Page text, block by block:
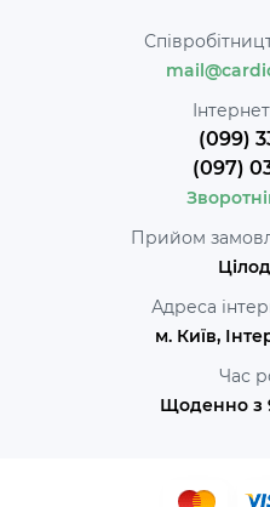
(099)
(097)
Прийом
Адреса
м. Київ,
Час
Щоденно з